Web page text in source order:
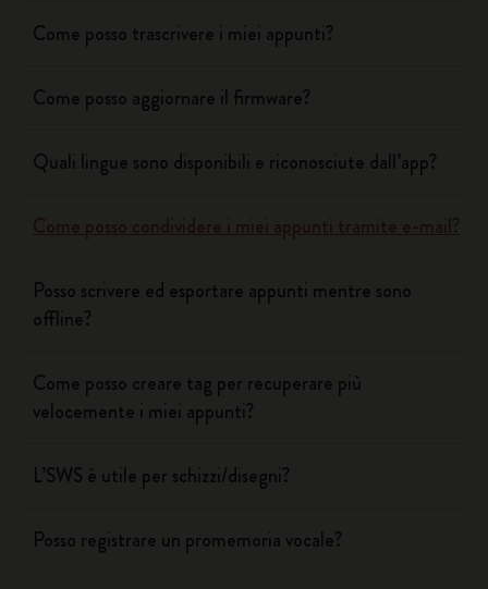
Come posso trascrivere i miei appunti?
Come posso aggiornare il firmware?
Quali lingue sono disponibili e riconosciute dall’app?
Come posso condividere i miei appunti tramite e-mail?
Posso scrivere ed esportare appunti mentre sono
offline?
Come posso creare tag per recuperare più
velocemente i miei appunti?
L’SWS è utile per schizzi/disegni?
Posso registrare un promemoria vocale?